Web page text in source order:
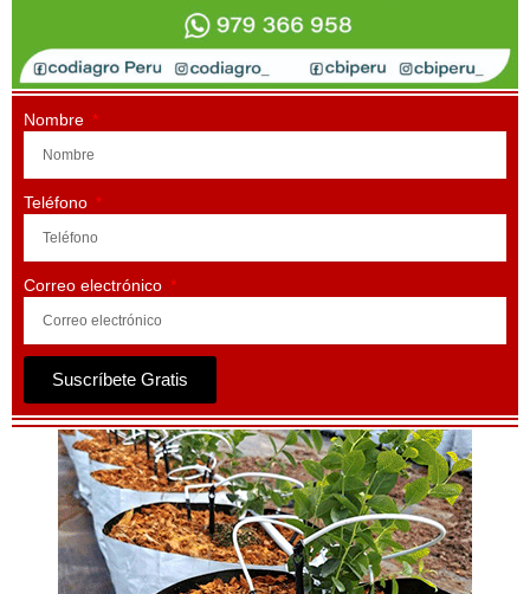
Nombre
Teléfono
Correo electrónico
Suscríbete Gratis